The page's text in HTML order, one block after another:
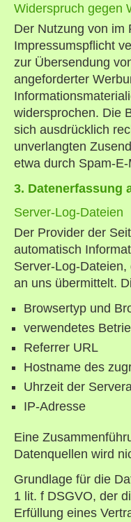
Widerspruch gegen
Der Nutzung von im
Impressumspflicht
zur Übersendung
angeforderter
widersprochen. Die
sich ausdrücklich
unverlangten
etwa durch Spam-E-
3. Datenerfassung
Server-Log-Dateien
Der Provider der
automatisch
Server-Log-
an uns übermittelt.
Browsertyp und
verwendetes
Referrer URL
Hostname des
Uhrzeit der
IP-Adresse
Eine
Datenquellen wird
Grundlage für die
1 lit. f DSGVO, der
Erfüllung eines